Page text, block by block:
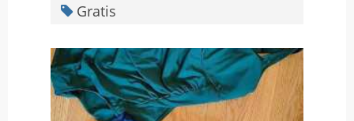
Gratis